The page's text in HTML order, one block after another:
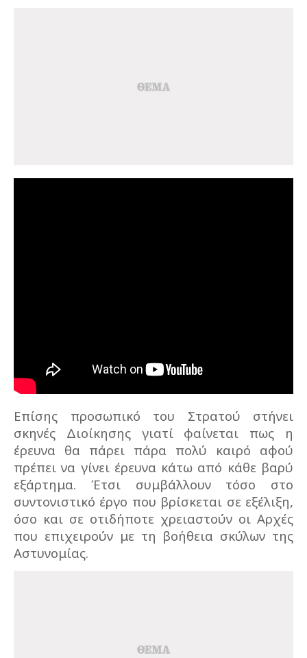
Επίσης προσωπικό του Στρατού στήνει
σκηνές Διοίκησης γιατί φαίνεται πως η
έρευνα θα πάρει πάρα πολύ καιρό αφού
πρέπει να γίνει έρευνα κάτω από κάθε βαρύ
εξάρτημα. Έτσι συμβάλλουν τόσο στο
συντονιστικό έργο που βρίσκεται σε εξέλιξη,
όσο και σε οτιδήποτε χρειαστούν οι Αρχές
που επιχειρούν με τη βοήθεια σκύλων της
Αστυνομίας.